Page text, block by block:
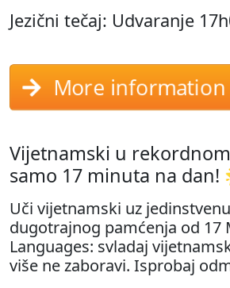
Jezični tečaj: Udvaranje
More information
Vijetnamski u
samo 17 minuta na dan!
Uči vijetnamski uz
dugotrajnog pamćenja od 17
Languages: svladaj
više ne zaboravi. Isprobaj